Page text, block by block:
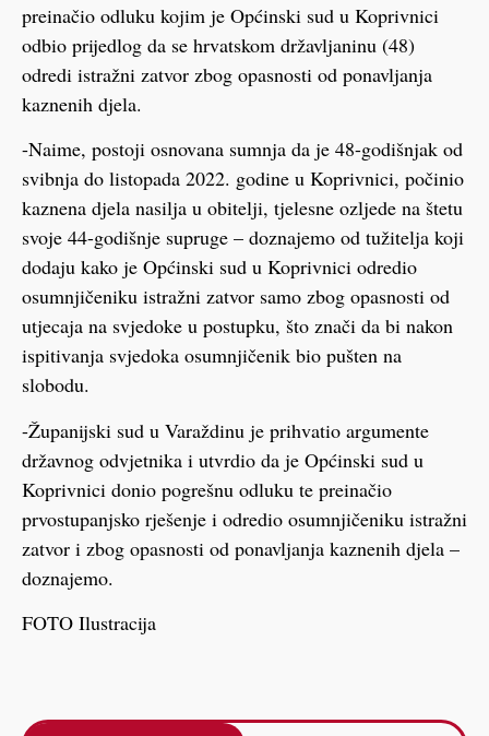
preinačio odluku kojim je Općinski sud u Koprivnici
odbio prijedlog da se hrvatskom državljaninu (48)
odredi istražni zatvor zbog opasnosti od ponavljanja
kaznenih djela.
-Naime, postoji osnovana sumnja da je 48-godišnjak od
svibnja do listopada 2022. godine u Koprivnici, počinio
kaznena djela nasilja u obitelji, tjelesne ozljede na štetu
svoje 44-godišnje supruge – doznajemo od tužitelja koji
dodaju kako je Općinski sud u Koprivnici odredio
osumnjičeniku istražni zatvor samo zbog opasnosti od
utjecaja na svjedoke u postupku, što znači da bi nakon
ispitivanja svjedoka osumnjičenik bio pušten na
slobodu.
-Županijski sud u Varaždinu je prihvatio argumente
državnog odvjetnika i utvrdio da je Općinski sud u
Koprivnici donio pogrešnu odluku te preinačio
prvostupanjsko rješenje i odredio osumnjičeniku istražni
zatvor i zbog opasnosti od ponavljanja kaznenih djela –
doznajemo.
FOTO Ilustracija